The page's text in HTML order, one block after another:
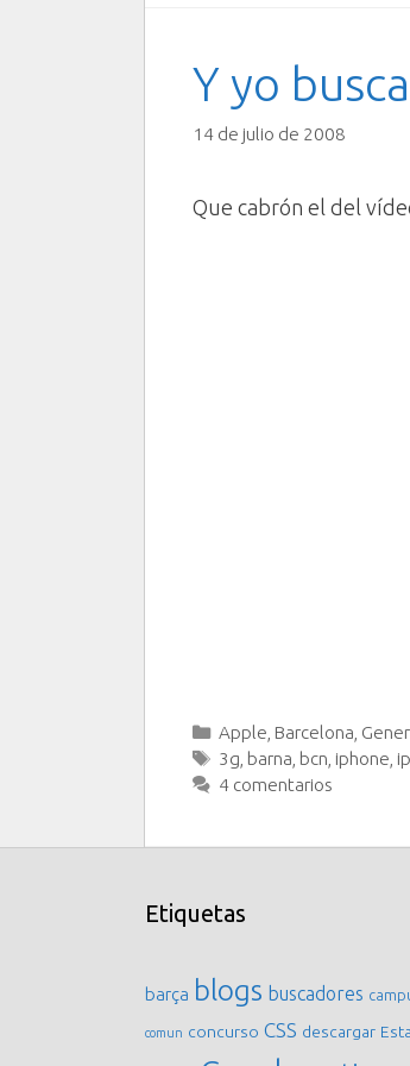
Y yo
14 de julio de 2008
Que cabrón el del
Categorías
Apple Barcelona
Etiquetas
3g barna bcn iphone
4 comentarios
Etiquetas
barça blogs buscadores
comun concurso CSS descargar